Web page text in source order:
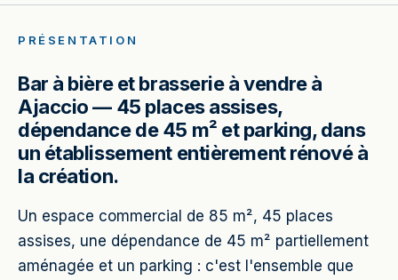
PRÉSENTATION
Bar à bière et brasserie à vendre à
Ajaccio — 45 places assises,
dépendance de 45 m² et parking, dans
un établissement entièrement rénové à
la création.
Un espace commercial de 85 m², 45 places
assises, une dépendance de 45 m² partiellement
aménagée et un parking : c'est l'ensemble que